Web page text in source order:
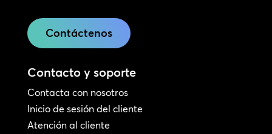
Contáctenos
Contacto y soporte
Contacta con nosotros
Inicio de sesión del cliente
Atención al cliente